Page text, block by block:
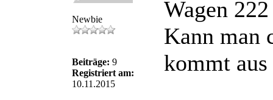
Newbie
Beiträge: 9
Registriert am:
10.11.2015
Wagen
Kann man
kommt